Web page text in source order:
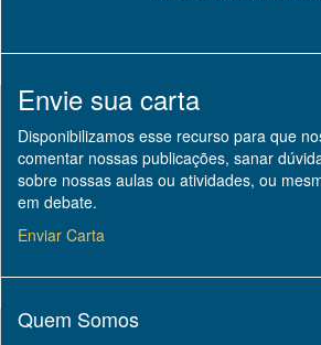
Envie sua carta
Disponibilizamos esse recurso para que
comentar nossas publicações, sanar
sobre nossas aulas ou atividades, ou
em debate.
Enviar Carta
Quem Somos